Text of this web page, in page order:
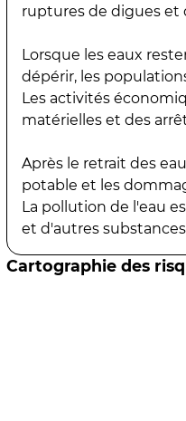
ruptures de digues et
Lorsque les eaux
dépérir, les
Les activités
matérielles et des
Après le retrait des
potable et les
La pollution de l'eau
et d'autres
Cartographie des